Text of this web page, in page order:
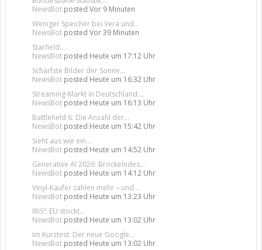
NewsBot posted Vor 9 Minuten
Weniger Speicher bei Vera und...
NewsBot posted Vor 39 Minuten
Starfield:...
NewsBot posted Heute um 17:12 Uhr
Schärfste Bilder der Sonne...
NewsBot posted Heute um 16:32 Uhr
Streaming-Markt in Deutschland:...
NewsBot posted Heute um 16:13 Uhr
Battlefield 6: Die Anzahl der...
NewsBot posted Heute um 15:42 Uhr
Sieht aus wie ein...
NewsBot posted Heute um 14:52 Uhr
Generative AI 2026: Bröckelndes...
NewsBot posted Heute um 14:12 Uhr
Vinyl-Käufer zahlen mehr – und...
NewsBot posted Heute um 13:23 Uhr
IRIS²: EU stockt...
NewsBot posted Heute um 13:02 Uhr
Im Kurztest: Der neue Google...
NewsBot posted Heute um 13:02 Uhr